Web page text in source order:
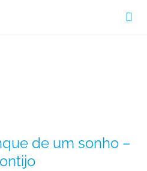

de um sonho –